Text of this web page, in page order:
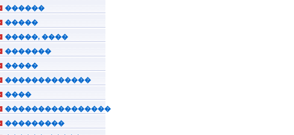
������
�����
�����, ����
�������
�����
�������������
����
����������������
���������